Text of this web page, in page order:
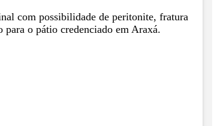
com possibilidade de peritonite, fratura
o pátio credenciado em Araxá.